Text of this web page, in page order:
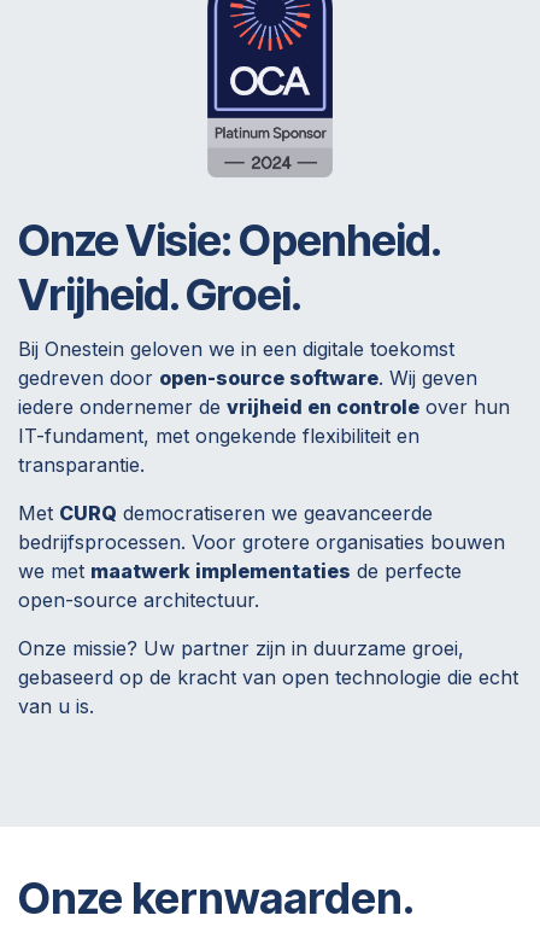
Onze Visie:Openheid.
Vrijheid. Groei.
Bij Onestein geloven we in een digitale toekomst
gedreven door open-source software. Wij geven
iedere ondernemer de vrijheid en controle over hun
IT-fundament, met ongekende flexibiliteit en
transparantie.
Met CURQ democratiseren we geavanceerde
bedrijfsprocessen. Voor grotere organisaties bouwen
we met maatwerk implementaties de perfecte
open-source architectuur.
Onze missie? Uw partner zijn in duurzame groei,
gebaseerd op de kracht van open technologie die echt
van u is.
Onze kernwaarden.